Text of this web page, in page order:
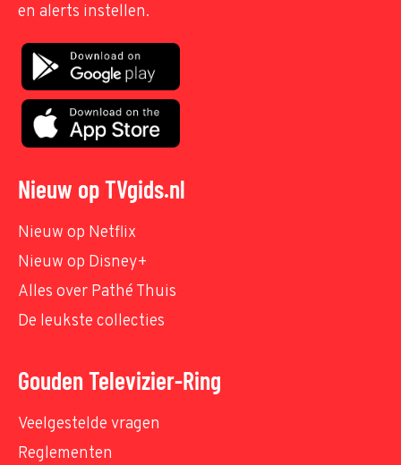
en alerts instellen.
Nieuw op TVgids.nl
Nieuw op Netflix
Nieuw op Disney+
Alles over Pathé Thuis
De leukste collecties
Gouden Televizier-Ring
Veelgestelde vragen
Reglementen